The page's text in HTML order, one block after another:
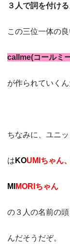
３人で詞を付ける
この三位一体の
callme(コールミ
が作られていくん
ちなみに、ユニ
は KOUMIちゃん、
MI MORIちゃん
の３人の名前の
んだそうだぞ。